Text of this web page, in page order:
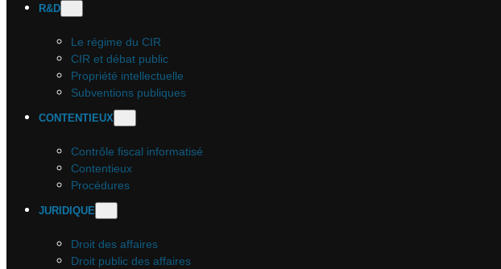
R&D
Le régime du CIR
CIR et débat public
Propriété intellectuelle
Subventions publiques
CONTENTIEUX
Contrôle fiscal informatisé
Contentieux
Procédures
JURIDIQUE
Droit des affaires
Droit public des affaires